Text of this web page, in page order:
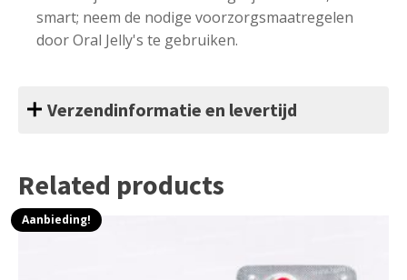
smart; neem de nodige voorzorgsmaatregelen
door Oral Jelly's te gebruiken.
Verzendinformatie en levertijd
Related products
Aanbieding!